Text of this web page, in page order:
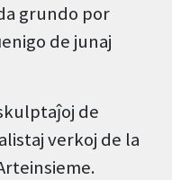
grundo por
de junaj
de
verkoj de la